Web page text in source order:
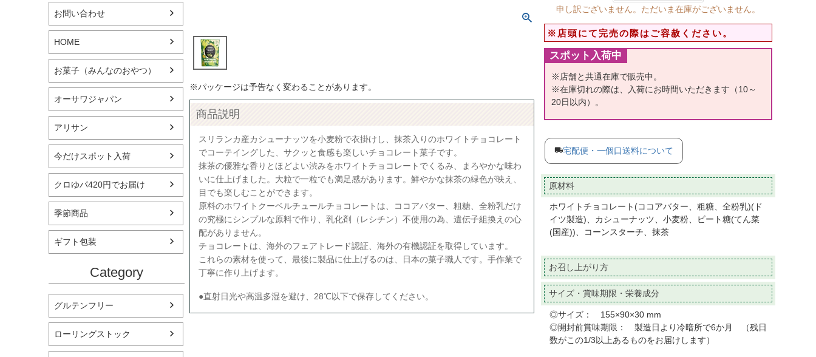
お問い合わせ
HOME
お菓子（みんなのおやつ）
オーサワジャパン
アリサン
今だけスポット入荷
クロゆパ420円でお届け
季節商品
ギフト包装
Category
グルテンフリー
ローリングストック
※パッケージは予告なく変わることがあります。
商品説明
スリランカ産カシューナッツを小麦粉で衣掛けし、抹茶入りのホワイトチョコレート
でコーテイングした、サクッと食感も楽しいチョコレート菓子です。
抹茶の優雅な香りとほどよい渋みをホワイトチョコレートでくるみ、まろやかな味わ
いに仕上げました。大粒で一粒でも満足感があります。鮮やかな抹茶の緑色が映え、
目でも楽しむことができます。
原料のホワイトクーベルチュールチョコレートは、ココアバター、粗糖、全粉乳だけ
の究極にシンプルな原料で作り、乳化剤（レシチン）不使用の為、遺伝子組換えの心
配がありません。
チョコレートは、海外のフェアトレード認証、海外の有機認証を取得しています。
これらの素材を使って、最後に製品に仕上げるのは、日本の菓子職人です。手作業で
丁寧に作り上げます。
●直射日光や高温多湿を避け、28℃以下で保存してください。
申し訳ございません。ただいま在庫がございません。
※店頭にて完売の際はご容赦ください。
スポット入荷中
※店舗と共通在庫で販売中。
※在庫切れの際は、入荷にお時間いただきます（10～
20日以内）。
宅配便・一個口送料について
原材料
ホワイトチョコレート(ココアバター、粗糖、全粉乳)(ド
イツ製造)、カシューナッツ、小麦粉、ビート糖(てん菜
(国産))、コーンスターチ、抹茶
お召し上がり方
サイズ・賞味期限・栄養成分
◎サイズ： 155×90×30 mm
◎開封前賞味期限： 製造日より冷暗所で6か月 （残日
数がこの1/3以上あるものをお届けします）